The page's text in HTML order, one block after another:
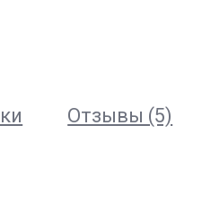
Отзывы (5)